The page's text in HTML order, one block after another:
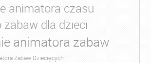
animatora czasu
zabaw dla dzieci
animatora zabaw
Zabaw Dziecięcych